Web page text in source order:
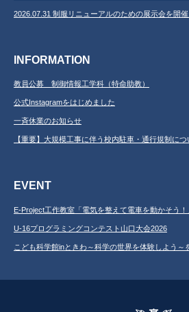
2026.07.31 制服リニューアルのための展示会を開
INFORMATION
教員公募 制御情報工学科（特命助教）
公式Instagramをはじめました
一斉休業のお知らせ
【重要】大規模工事に伴う校内駐車・通行規制につ
EVENT
E-Project工作教室「電気を整えて電車を動かそう
U-16プログラミングコンテスト山口大会2026
こども科学館inときわ～科学の世界を体験しよう～